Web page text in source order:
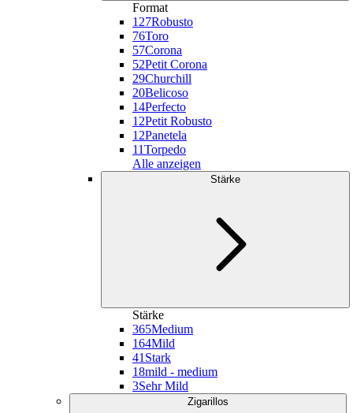
Format
127Robusto
76Toro
57Corona
52Petit Corona
29Churchill
20Belicoso
14Perfecto
12Petit Robusto
12Panetela
11Torpedo
Alle anzeigen
Stärke
Stärke
365Medium
164Mild
41 Stark
18mild - medium
3Sehr Mild
Zigarillos